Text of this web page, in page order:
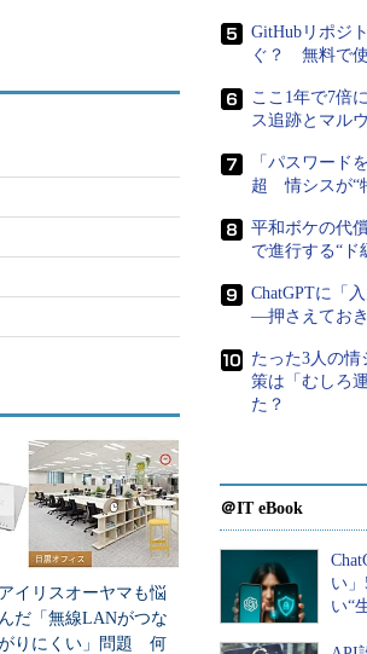
コマンドを実行し
。
アイリスオーヤマも悩
んだ「無線LANがつな
りにくい」問題 何
GitHubリポジ
ぐ？ 無料で
ここ1年で7倍
ス追跡とマル
「パスワード
超 情シスが“
平和ボケの代
で進行する“ド
ChatGPTに「
―押さえてお
たった3人の
策は「むしろ
た？
＠IT eBook
い
い“